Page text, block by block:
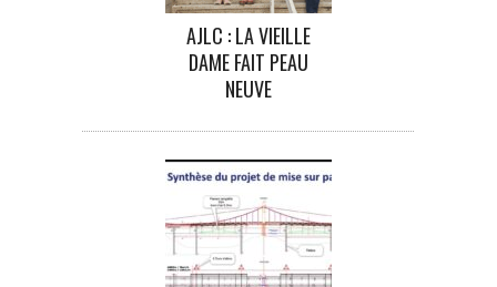
AJLC : LA VIEILLE
DAME FAIT PEAU
NEUVE